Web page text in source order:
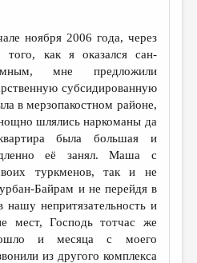
ноября 2006 года, через
того, как я оказался сан-
мне предложили
субсидированную
в мерзопакостном районе,
шлялись наркоманы да
была большая и
её занял. Маша с
туркменов, так и не
Байрам и не перейдя в
нашу непритязательность и
мест, Господь тотчас же
и месяца с моего
из другого комплекса